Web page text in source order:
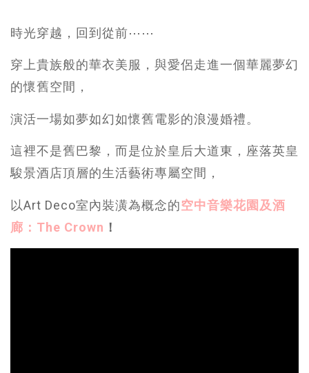
時光穿越，回到從前⋯⋯
穿上貴族般的華衣美服，與愛侶走進一個華麗夢幻
的懷舊空間，
演活一場如夢如幻如懷舊電影的浪漫婚禮。
這裡不是舊巴黎，而是位於皇后大道東，座落英皇
駿景酒店頂層的生活藝術專屬空間，
以Art Deco室內裝潢為概念的空中音樂花園及酒
廊：The Crown ！